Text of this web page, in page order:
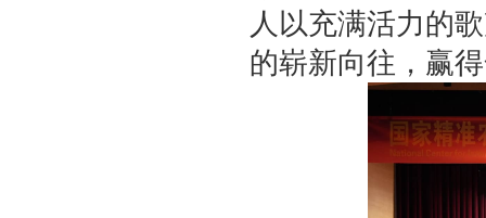
人以充满活力的
的崭新向往，赢